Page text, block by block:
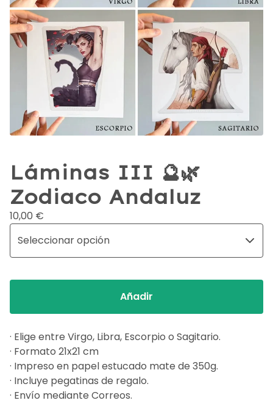
Láminas III 🔮🌿
Zodiaco Andaluz
10,00 €
Añadir
· Elige entre Virgo, Libra, Escorpio o Sagitario.
· Formato 21x21 cm
· Impreso en papel estucado mate de 350g.
· Incluye pegatinas de regalo.
· Envío mediante Correos.